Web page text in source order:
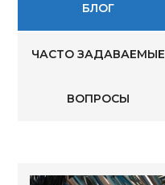
БЛОГ
ЧАСТО ЗАДАВАЕМЫЕ
ВОПРОСЫ